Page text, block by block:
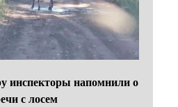
инспекторы напомнили о
с лосем